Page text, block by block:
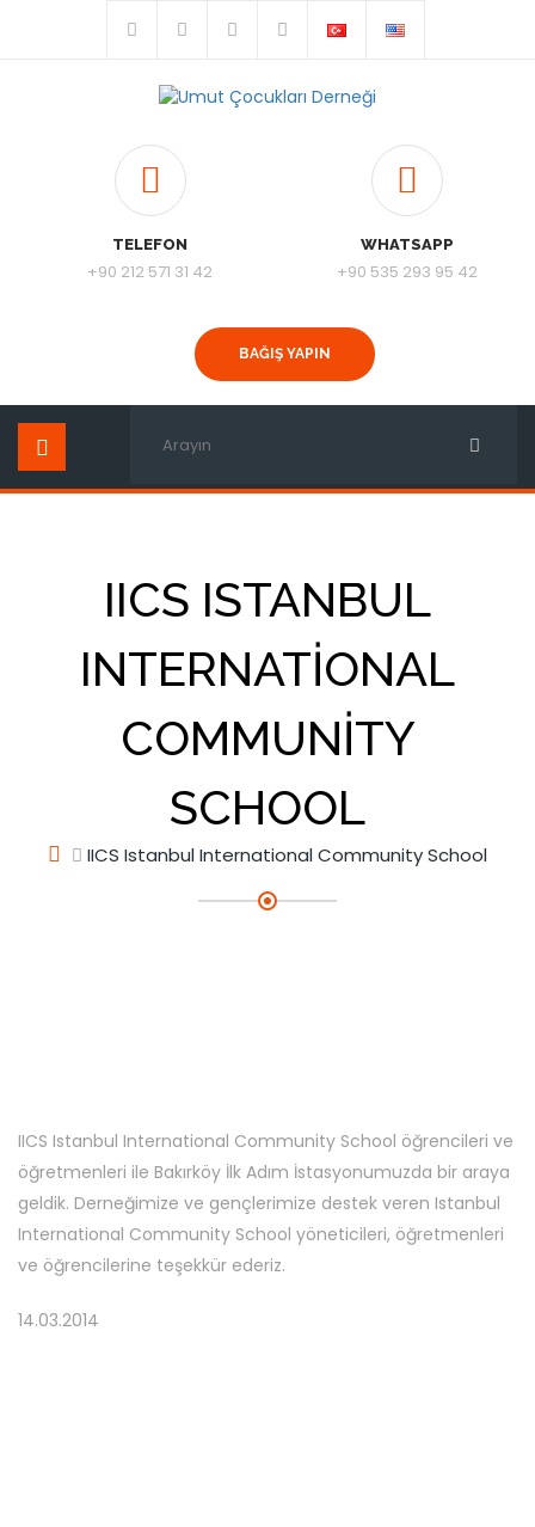
TELEFON
+90 212 571 31 42
WHATSAPP
+90 535 293 95 42
BAĞIŞ YAPIN
IICS ISTANBUL
INTERNATIONAL
COMMUNITY
SCHOOL
IICS Istanbul International Community School
IICS Istanbul International Community School öğrencileri ve
öğretmenleri ile Bakırköy İlk Adım İstasyonumuzda bir araya
geldik. Derneğimize ve gençlerimize destek veren Istanbul
International Community School yöneticileri, öğretmenleri
ve öğrencilerine teşekkür ederiz.
14.03.2014